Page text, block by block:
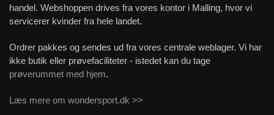
handel. Webshoppen drives fra vores kontor i Malling, hvor vi
servicerer kvinder fra hele landet.
Ordrer pakkes og sendes ud fra vores centrale weblager. Vi har
ikke butik eller prøvefaciliteter - istedet kan du tage
prøverummet med hjem.
Læs mere om wondersport.dk >>